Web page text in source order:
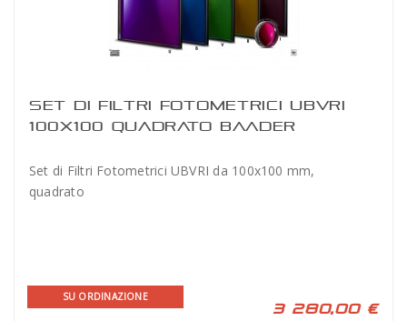
SET DI FILTRI FOTOMETRICI UBVRI
100X100 QUADRATO BAADER
Set di Filtri Fotometrici UBVRI da 100x100 mm,
quadrato
SU ORDINAZIONE
3 280,00 €